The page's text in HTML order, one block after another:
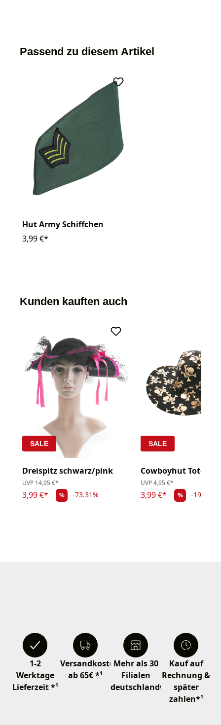
Passend zu diesem Artikel
Hut Army Schiffchen
3,99 €*
Kunden kauften auch
SALE
Dreispitz schwarz/pink
UVP 14,95 €*
3,99 €* % -73.31%
SALE
Cowboyhut
UVP4,95 €*
3,99 €* % -19.39%
1-2
Werktage
Lieferzeit *¹
Versandkostenfrei
ab 65€ *¹
Mehr als 30
Filialen
deutschlandweit
Kauf auf
Rechnung &
später
zahlen*¹